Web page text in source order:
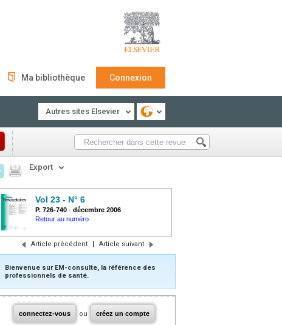
Ma bibliothèque Connexion
Autres sites Elsevier
Export
Vol 23 - N° 6
P. 726-740 - décembre 2006
Retour au numéro
Article précédent | Article suivant
Bienvenue sur EM-consulte, la référence des
professionnels de santé.
connectez-vous ou créez un compte